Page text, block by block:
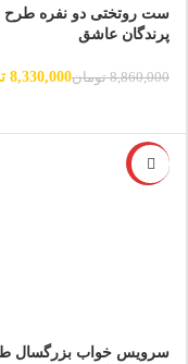
ست روتختی دو نفره طرح
پرندگان عاشق
8,860,000 تومان8,330,000
-6%
سرویس خواب بزرگسال